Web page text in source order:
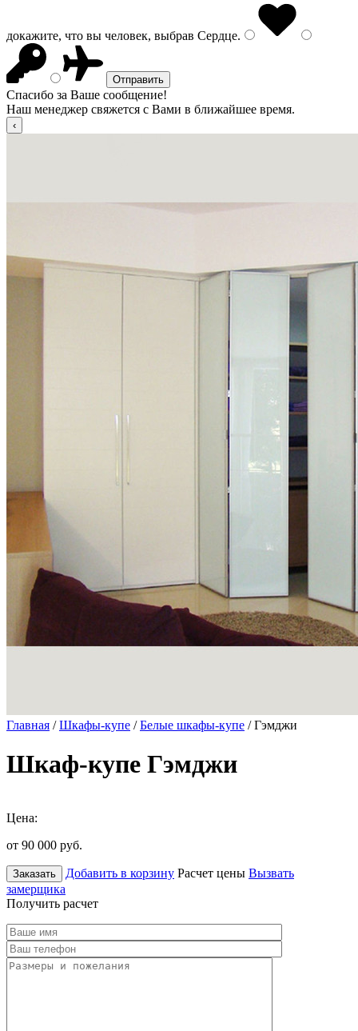
докажите, что вы человек, выбрав Сердце.
Спасибо за Ваше сообщение!
Наш менеджер свяжется с Вами в ближайшее время.
Главная /Шкафы-купе /Белые шкафы-купе / Гэмджи
Шкаф-купе Гэмджи
Цена:
от 90 000 руб.
Заказать Добавить в корзину Расчет цены Вызвать
замерщика
Получить расчет